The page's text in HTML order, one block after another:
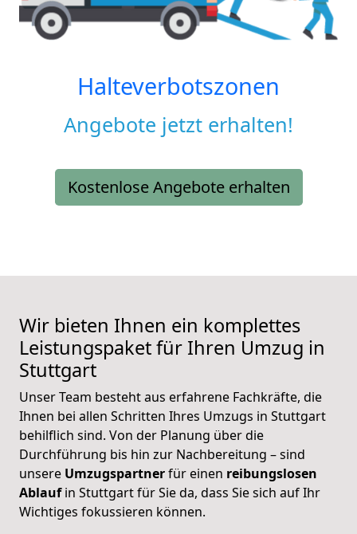
Halteverbotszonen
Angebote jetzt erhalten!
Kostenlose Angebote erhalten
Wir bieten Ihnen ein komplettes
Leistungspaket für Ihren Umzug in
Stuttgart
Unser Team besteht aus erfahrene Fachkräfte, die
Ihnen bei allen Schritten Ihres Umzugs in Stuttgart
behilflich sind. Von der Planung über die
Durchführung bis hin zur Nachbereitung – sind
unsere Umzugspartnerfür einen reibungslosen
Ablaufin Stuttgart für Sie da, dass Sie sich auf Ihr
Wichtiges fokussieren können.